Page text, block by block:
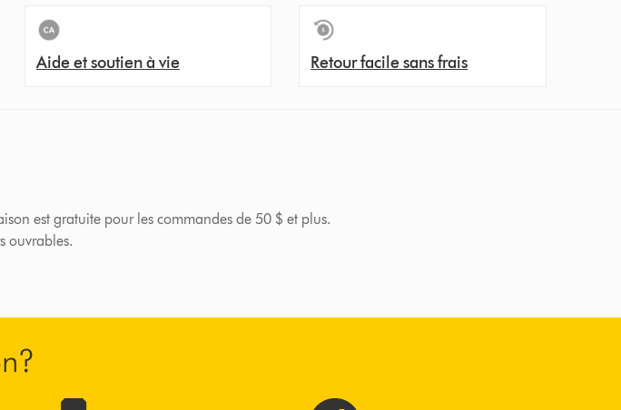
Aide et soutien à vie Retour facile sans frais
est gratuite pour les commandes de 50 $ et plus.
ouvrables.